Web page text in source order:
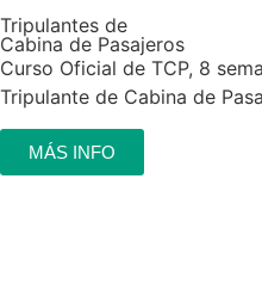
Tripulantes de
Cabina de Pasajeros
Curso Oficial de TCP, 8
Tripulante de Cabina de
MÁS INFO